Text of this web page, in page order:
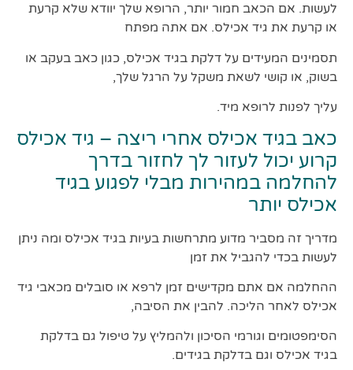
לעשות. אם הכאב חמור יותר, הרופא שלך יוודא שלא קרעת
או קרעת את גיד אכילס. אם אתה מפתח
תסמינים המעידים על דלקת בגיד אכילס, כגון כאב בעקב או
בשוק, או קושי לשאת משקל על הרגל שלך,
עליך לפנות לרופא מיד.
כאב בגיד אכילס אחרי ריצה – גיד אכילס
קרוע יכול לעזור לך לחזור בדרך
להחלמה במהירות מבלי לפגוע בגיד
אכילס יותר
מדריך זה מסביר מדוע מתרחשות בעיות בגיד אכילס ומה ניתן
לעשות בכדי להגביל את זמן
ההחלמה אם אתם מקדישים זמן לרפא או סובלים מכאבי גיד
אכילס לאחר הליכה. להבין את הסיבה,
הסימפטומים וגורמי הסיכון ולהמליץ על טיפול גם בדלקת
בגיד אכילס וגם בדלקת בגידים.